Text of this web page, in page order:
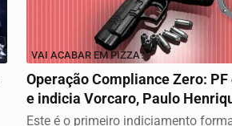
VAI ACABAR EM PIZZA?
Operação Compliance Zero:
e indicia Vorcaro, Paulo
Este é o primeiro indiciamento